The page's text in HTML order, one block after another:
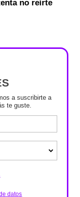
a suscribirte a
te guste.
datos